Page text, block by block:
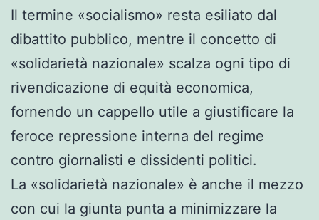
Il termine «socialismo» resta esiliato dal
dibattito pubblico, mentre il concetto di
«solidarietà nazionale» scalza ogni tipo di
rivendicazione di equità economica,
fornendo un cappello utile a giustificare la
feroce repressione interna del regime
contro giornalisti e dissidenti politici.
La «solidarietà nazionale» è anche il mezzo
con cui la giunta punta a minimizzare la